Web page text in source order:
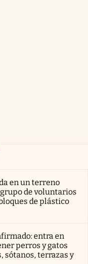
en un terreno
de voluntarios
de plástico
entra en
perros y gatos
sótanos, terrazas y